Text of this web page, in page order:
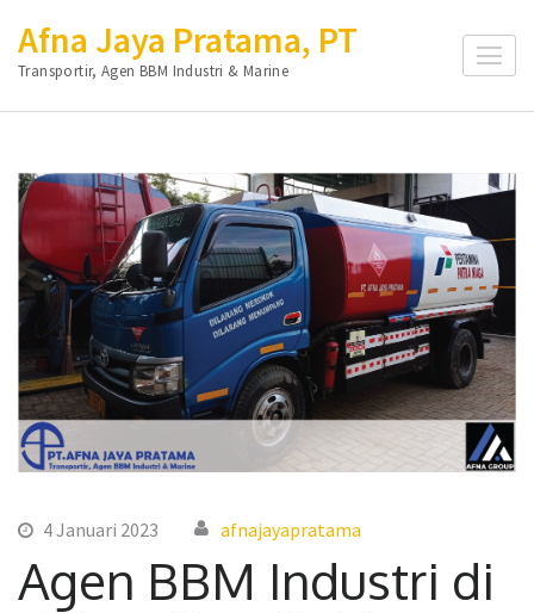
ke
konten
(Tekan
Afna Jaya Pratama, PT
Transportir, Agen BBM Industri & Marine
4 Januari 2023 afnajayapratama
Agen BBM Industri di